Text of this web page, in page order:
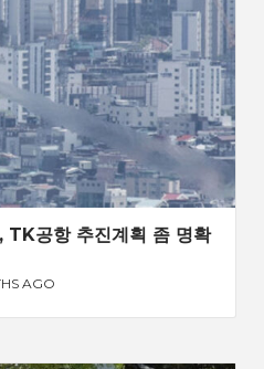
TK공항 추진계획 좀 명확
AGO